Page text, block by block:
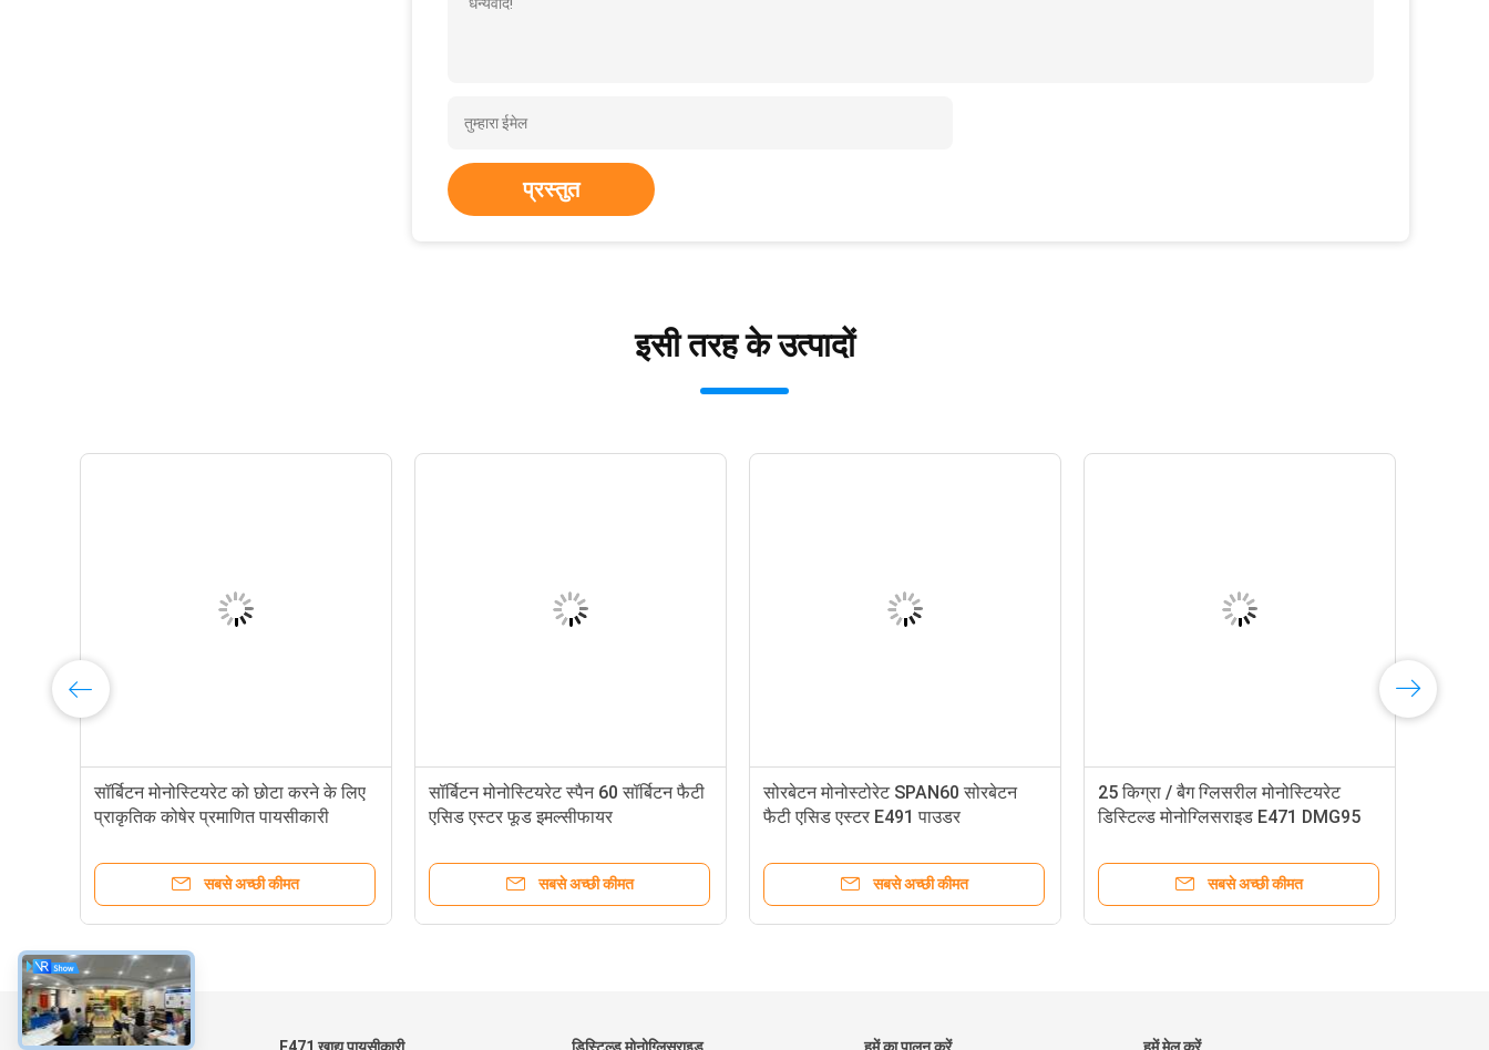
प्रस्तुत
इसी तरह के उत्पादों
सॉर्बिटन मोनोस्टियरेट को छोटा करने के लिए
प्राकृतिक कोषेर प्रमाणित पायसीकारी
सबसे अच्छी कीमत
सॉर्बिटन मोनोस्टियरेट स्पैन 60 सॉर्बिटन फैटी
एसिड एस्टर फूड इमल्सीफायर
सबसे अच्छी कीमत
सोरबेटन मोनोस्टोरेट SPAN60 सोरबेटन
फैटी एसिड एस्टर E491 पाउडर
सबसे अच्छी कीमत
25 किग्रा / बैग ग्लिसरील मोनोस्टियरेट
डिस्टिल्ड मोनोग्लिसराइड E471 DMG95
सबसे अच्छी कीमत